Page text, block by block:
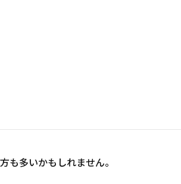
も多いかもしれません。